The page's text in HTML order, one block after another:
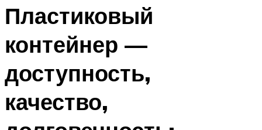
Пластиковый
контейнер —
доступность,
качество,